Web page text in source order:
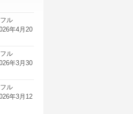
ル
年4月20
ル
年3月30
ル
年3月12